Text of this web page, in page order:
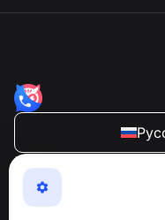
NumBuster ©
Максимально
телефонных